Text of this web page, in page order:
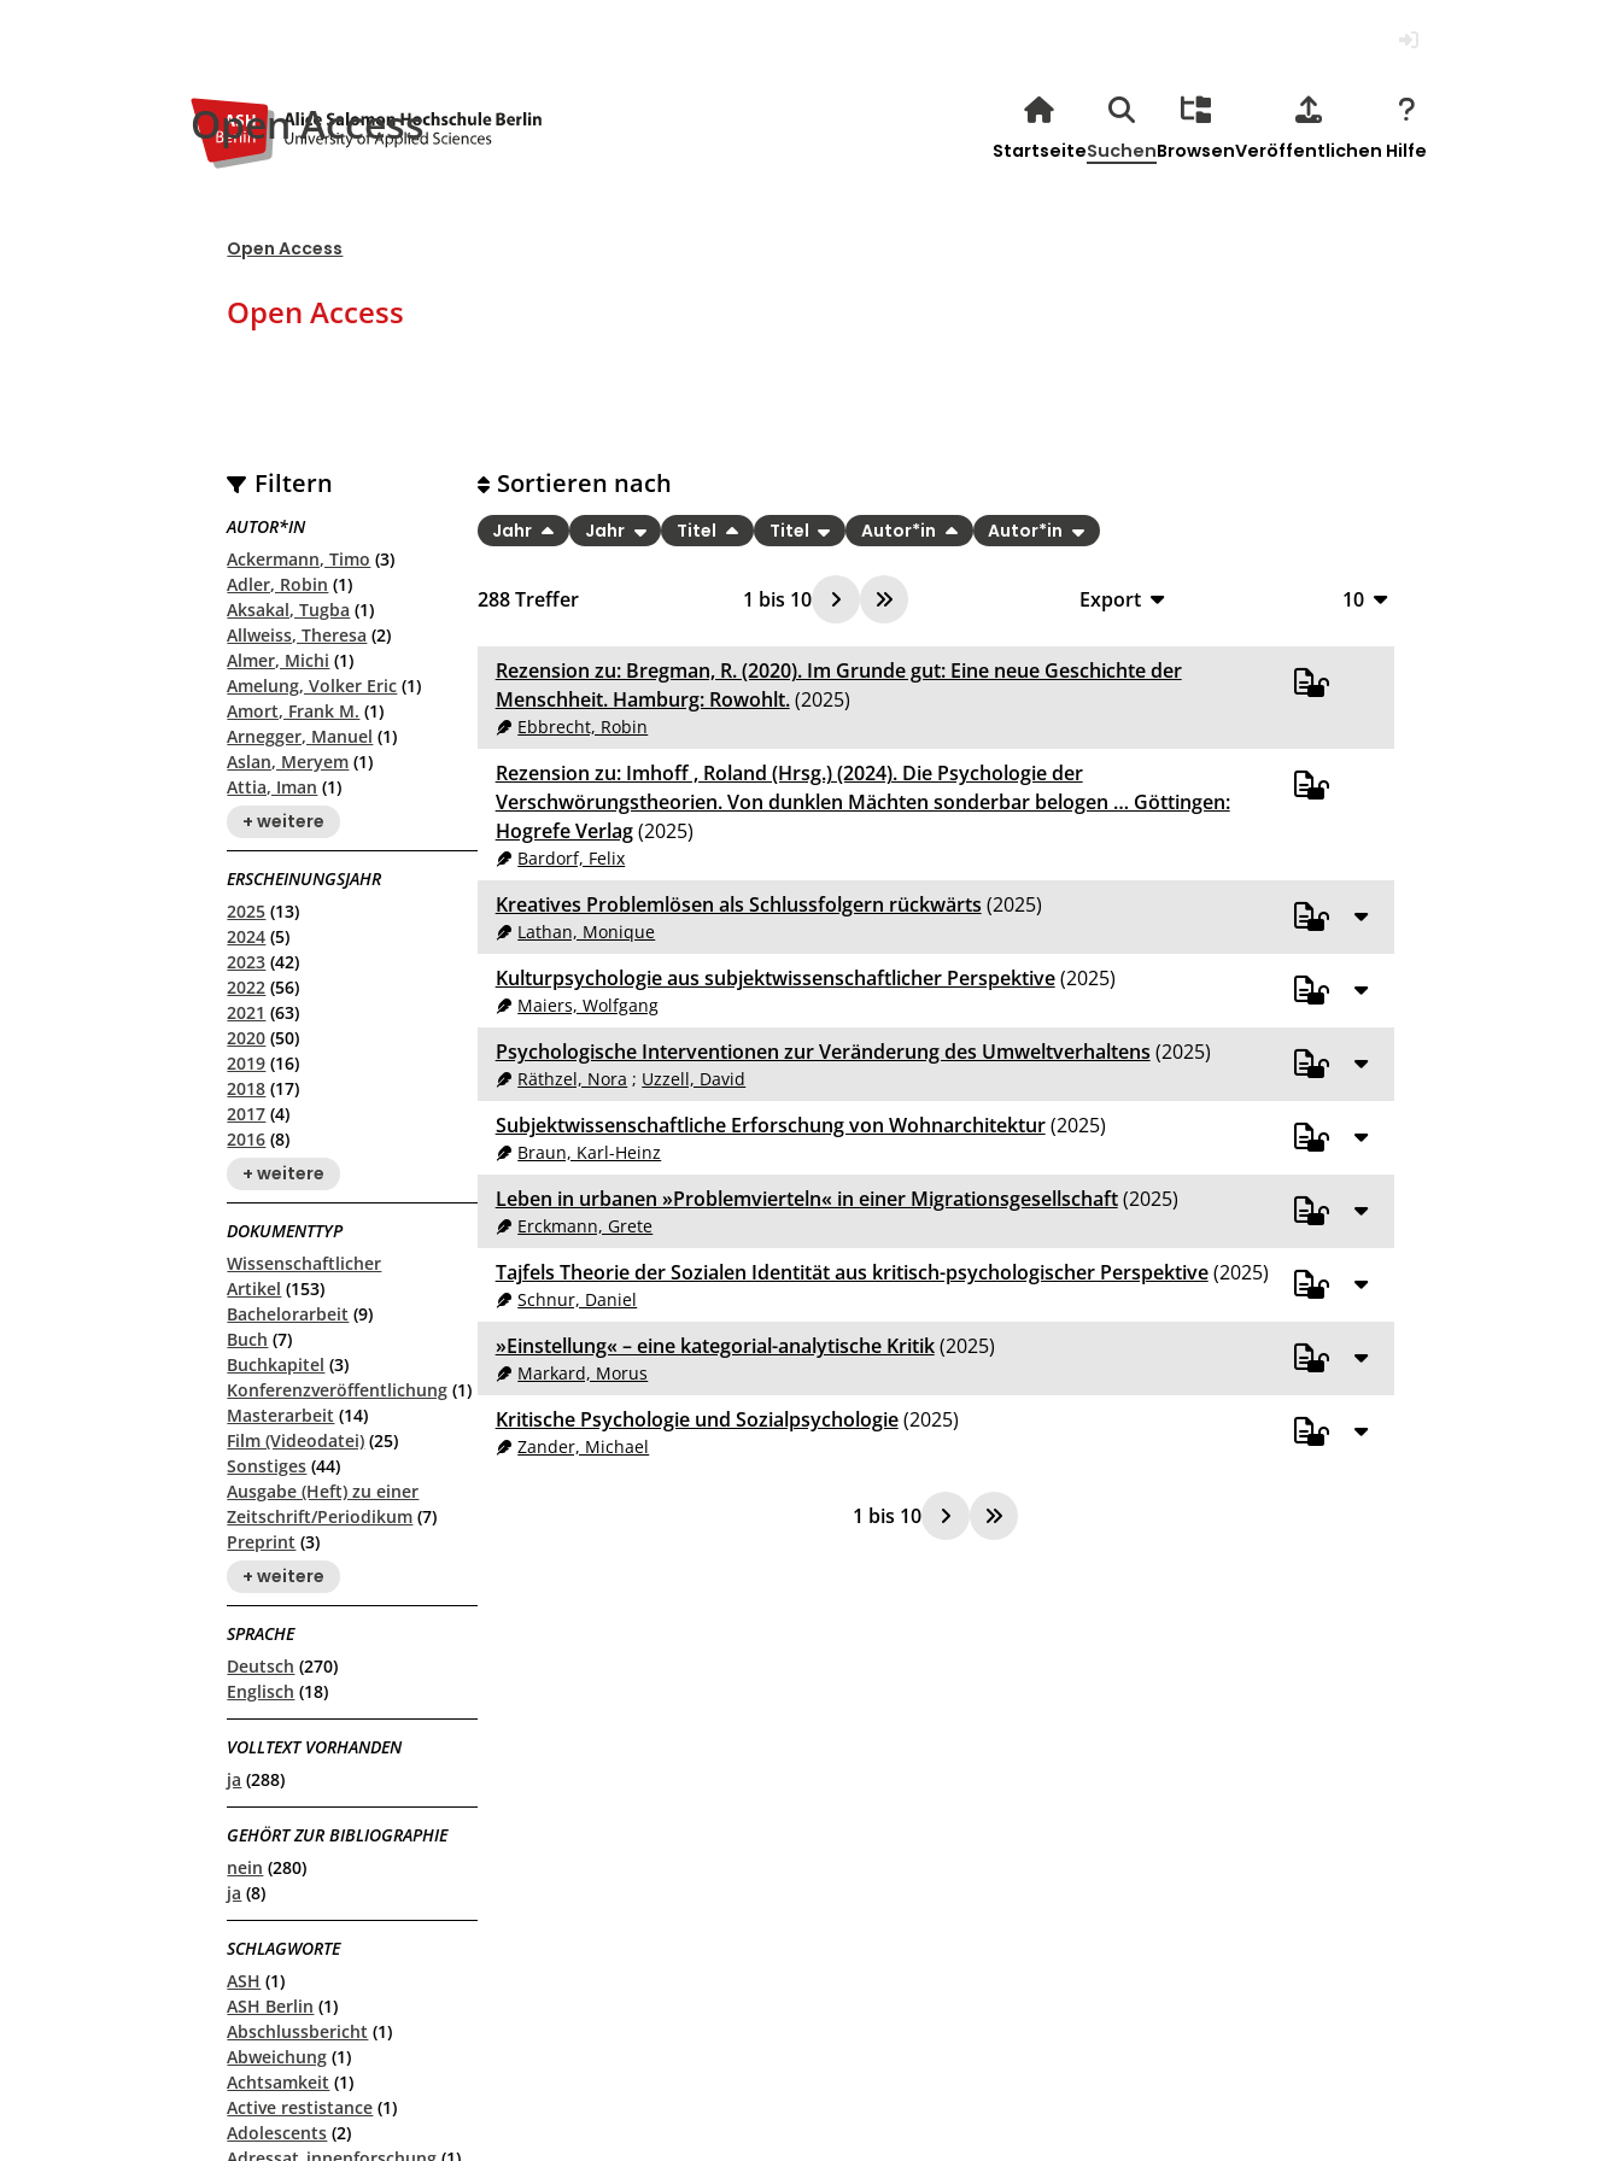
Open Access
StartseiteSuchenBrowsenVeröffentlichen Hilfe
Open Access
Open Access
Filtern
AUTOR*IN
Ackermann, Timo (3)
Adler, Robin (1)
Aksakal, Tugba (1)
Allweiss, Theresa (2)
Almer, Michi (1)
Amelung, Volker Eric (1)
Amort, Frank M. (1)
Arnegger, Manuel (1)
Aslan, Meryem (1)
Attia, Iman (1)
+ weitere
ERSCHEINUNGSJAHR
2025 (13)
2024 (5)
2023 (42)
2022 (56)
2021 (63)
2020 (50)
2019 (16)
2018 (17)
2017 (4)
2016 (8)
+ weitere
DOKUMENTTYP
Wissenschaftlicher
Artikel (153)
Bachelorarbeit (9)
Buch (7)
Buchkapitel (3)
Konferenzveröffentlichung (1)
Masterarbeit (14)
Film (Videodatei) (25)
Sonstiges (44)
Ausgabe (Heft) zu einer
Zeitschrift/Periodikum (7)
Preprint (3)
+ weitere
SPRACHE
Deutsch (270)
Englisch (18)
VOLLTEXT VORHANDEN
ja (288)
GEHÖRT ZUR BIBLIOGRAPHIE
nein (280)
ja (8)
SCHLAGWORTE
ASH (1)
ASH Berlin (1)
Abschlussbericht (1)
Abweichung (1)
Achtsamkeit (1)
Active restistance (1)
Adolescents (2)
288Treffer 1 bis 10
Export
CSV
10
Sortieren nach
Jahr Jahr Titel Titel Autor*in Autor*in
Rezension zu: Bregman, R. (2020). Im Grunde gut: Eine neue Geschichte der
Menschheit. Hamburg: Rowohlt.(2025)
Ebbrecht, Robin
Rezension zu: Imhoff , Roland (Hrsg.) (2024). Die Psychologie der
Verschwörungstheorien. Von dunklen Mächten sonderbar belogen … Göttingen:
Hogrefe Verlag(2025)
Bardorf, Felix
Kreatives Problemlösen als Schlussfolgern rückwärts (2025)
Lathan, Monique
Kulturpsychologie aus subjektwissenschaftlicher Perspektive(2025)
Maiers, Wolfgang
Psychologische Interventionen zur Veränderung des Umweltverhaltens (2025)
Räthzel, Nora ; Uzzell, David
Subjektwissenschaftliche Erforschung von Wohnarchitektur(2025)
Braun, Karl-Heinz
Leben in urbanen »Problemvierteln« in einer Migrationsgesellschaft(2025)
Erckmann, Grete
Tajfels Theorie der Sozialen Identität aus kritisch-psychologischer Perspektive(2025)
Schnur, Daniel
»Einstellung« – eine kategorial-analytische Kritik(2025)
Markard, Morus
Kritische Psychologie und Sozialpsychologie(2025)
Zander, Michael
1 bis 10